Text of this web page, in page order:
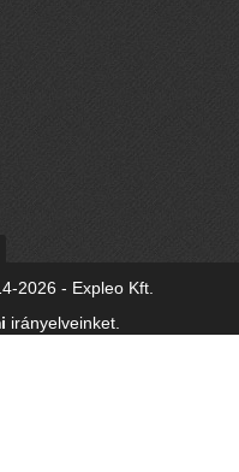
2026 - Expleo Kft.
irányelveinket.